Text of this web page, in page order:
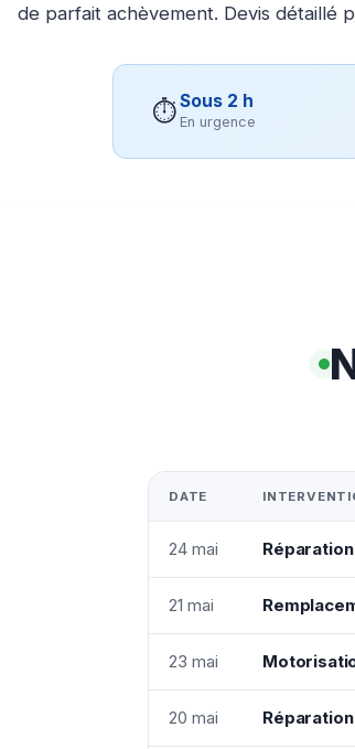
de parfait achèvement. Devis détaillé
⏱Sous 2 h
En urgence
DATE
24 mai
21 mai
23 mai
20 mai